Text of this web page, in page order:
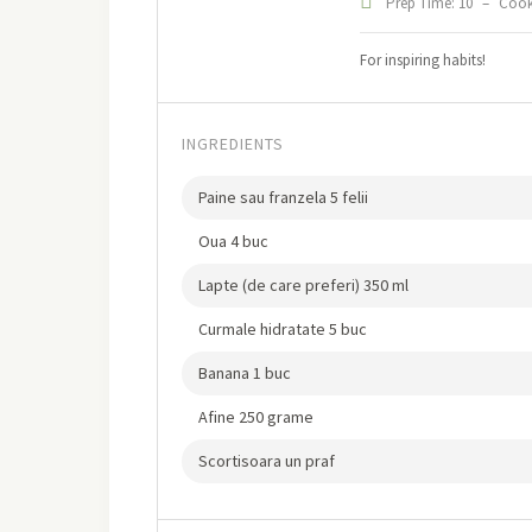
For inspiring habits!
INGREDIENTS
Paine sau franzela 5 felii
Oua 4 buc
Lapte (de care preferi) 350 ml
Curmale hidratate 5 buc
Banana 1 buc
Afine 250 grame
Scortisoara un praf